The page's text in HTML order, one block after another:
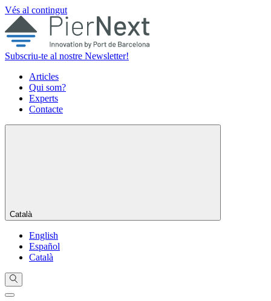
Vés al contingut
Subscriu-te al nostre Newsletter!
Articles
Qui som?
Experts
Contacte
Català
English
Español
Català